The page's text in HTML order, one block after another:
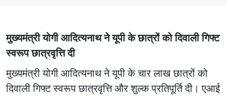
मुख्यमंत्री योगी आदित्यनाथ ने यूपी के छात्रों को दिवाली गिफ्ट
स्वरूप छात्रवृत्ति दी
मुख्यमंत्री योगी आदित्यनाथ ने यूपी के चार लाख छात्रों को
दिवाली गिफ्ट स्वरूप छात्रवृत्ति और शुल्क प्रतिपूर्ति दी। एआई